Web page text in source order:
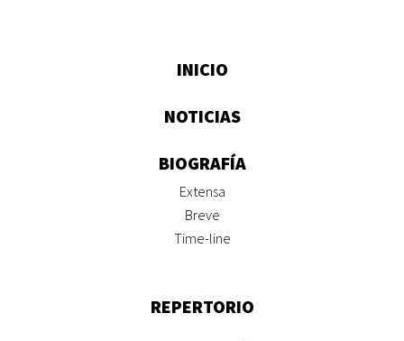
INICIO
NOTICIAS
BIOGRAFÍA
Extensa
Breve
Time-line
REPERTORIO